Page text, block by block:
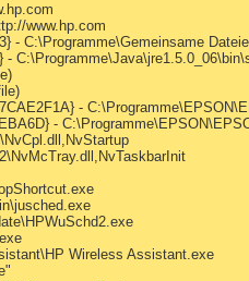
www.hp.com
- C:\Programme\Gemeinsame
-
-
Wireless Assistant.exe